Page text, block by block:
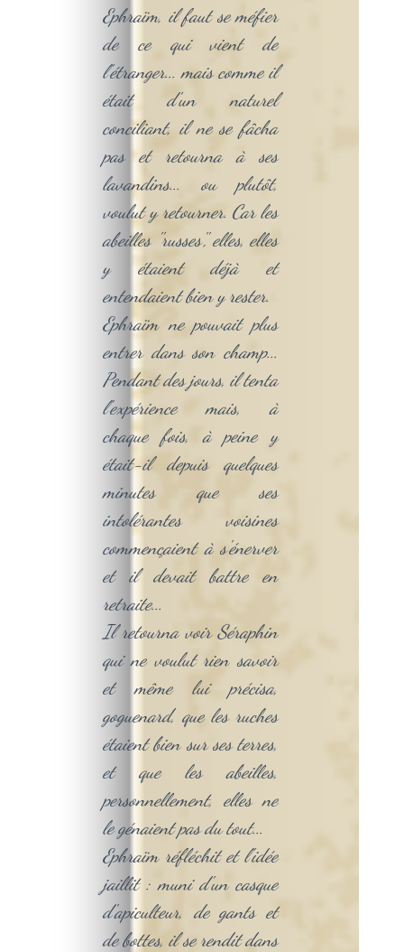
Ephraïm, il faut se méfier
de ce qui vient de
l'étranger... mais comme il
était d'un naturel
conciliant, il ne se fâcha
pas et retourna à ses
lavandins... ou plutôt,
voulut y retourner. Car les
abeilles ''russes'', elles, elles
y étaient déjà et
entendaient bien y rester.
Ephraïm ne pouvait plus
entrer dans son champ...
Pendant des jours, il tenta
l'expérience mais, à
chaque fois, à peine y
était-il depuis quelques
minutes que ses
intolérantes voisines
commençaient à s'énerver
et il devait battre en
retraite...
Il retourna voir Séraphin
qui ne voulut rien savoir
et même lui précisa,
goguenard, que les ruches
étaient bien sur ses terres,
et que les abeilles,
personnellement, elles ne
le génaient pas du tout...
Ephraïm réfléchit et l'idée
jaillit : muni d'un casque
d'apiculteur, de gants et
de bottes, il se rendit dans